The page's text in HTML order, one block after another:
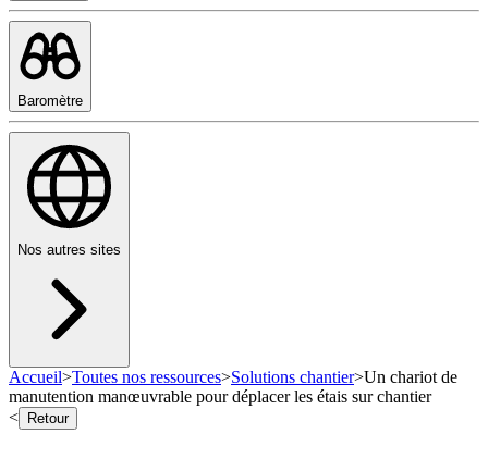
Baromètre
Nos autres sites
Accueil>Toutes nos ressources>Solutions chantier>Un chariot de
manutention manœuvrable pour déplacer les étais sur chantier
<
Retour